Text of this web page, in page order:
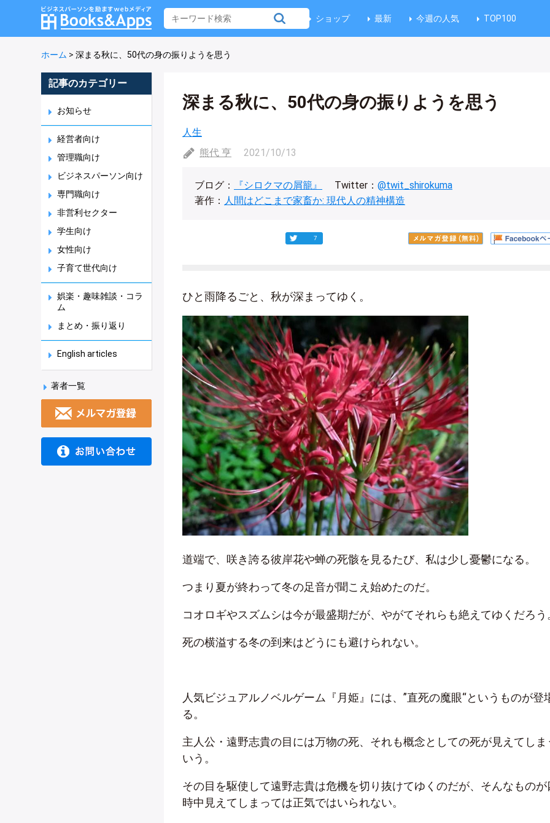
ショップ 最新 今週の人気 TOP100
ホーム > 深まる秋に、50代の身の振りようを思う
記事のカテゴリー
お知らせ
経営者向け
管理職向け
ビジネスパーソン向け
専門職向け
非営利セクター
学生向け
女性向け
子育て世代向け
娯楽・趣味雑談・コラ
ム
まとめ・振り返り
English articles
著者一覧
深まる秋に、50代の身の振りようを思う
人生
熊代 亨
2021/10/13
ブログ： 『シロクマの屑籠』 Twitter： @twit_shirokuma
著作： 人間はどこまで家畜か: 現代人の精神構造
7
ひと雨降るごと、秋が深まってゆく。
道端で、咲き誇る彼岸花や蝉の死骸を見るたび、私は少し憂鬱になる。
つまり夏が終わって冬の足音が聞こえ始めたのだ。
コオロギやスズムシは今が最盛期だが、やがてそれらも絶えてゆくだろう
死の横溢する冬の到来はどうにも避けられない。
人気ビジュアルノベルゲーム『月姫』には、”直死の魔眼“というものが登
る。
主人公・遠野志貴の目には万物の死、それも概念としての死が見えてしま
いう。
その目を駆使して遠野志貴は危機を切り抜けてゆくのだが、そんなものが
時中見えてしまっては正気ではいられない。